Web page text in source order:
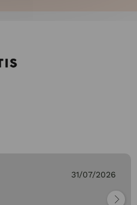
31/07/2026